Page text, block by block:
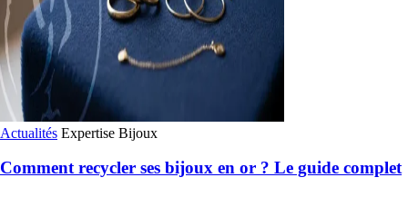
Actualités Expertise Bijoux
Comment recycler ses bijoux en or ? Le guide complet